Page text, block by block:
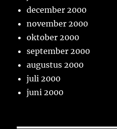
december 2000
november 2000
oktober 2000
september 2000
augustus 2000
juli 2000
juni 2000